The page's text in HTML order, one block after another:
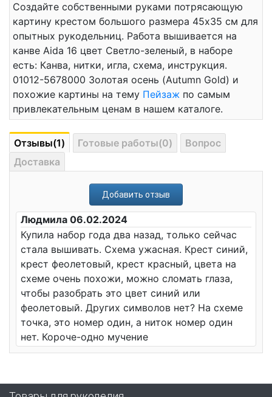
Создайте собственными руками потрясающую
картину крестом большого размера 45x35 см для
опытных рукодельниц. Работа вышивается на
канве Aida 16 цвет Светло-зеленый, в наборе
есть: Канва, нитки, игла, схема, инструкция.
01012-5678000 Золотая осень (Autumn Gold) и
похожие картины на тему Пейзаж по самым
привлекательным ценам в нашем каталоге.
Отзывы(1) Готовые работы(0)
Вопрос
Доставка
Добавить отзыв
Людмила 06.02.2024
Купила набор года два назад, только сейчас
стала вышивать. Схема ужасная. Крест синий,
крест феолетовый, крест красный, цвета на
схеме очень похожи, можно сломать глаза,
чтобы разобрать это цвет синий или
феолетовый. Других символов нет? На схеме
точка, это номер один, а ниток номер один
нет. Короче-одно мучение